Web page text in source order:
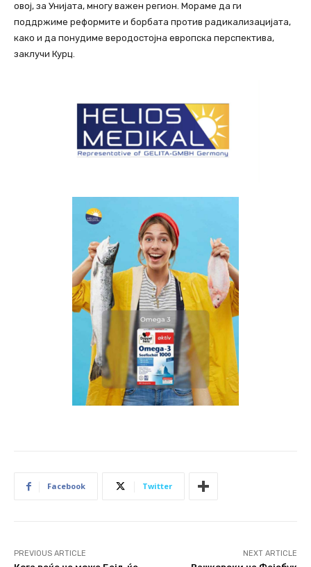
овој, за Унијата, многу важен регион. Мораме да ги
поддржиме реформите и борбата против радикализацијата,
како и да понудиме веродостојна европска перспектива,
заклучи Курц.
Facebook Twitter
PREVIOUS ARTICLE NEXT ARTICLE